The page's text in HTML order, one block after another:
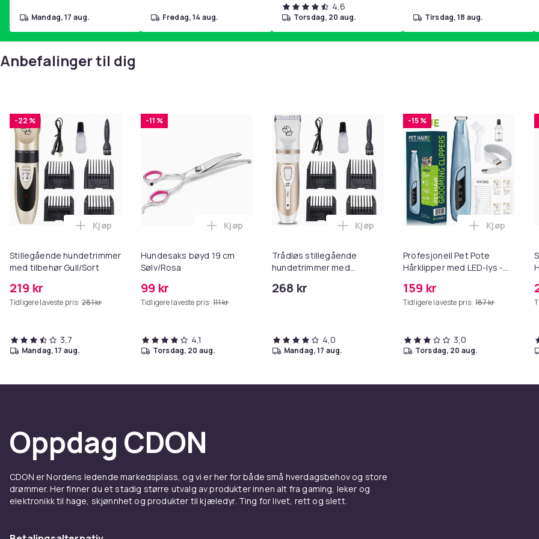
mandag, 17 aug. fredag, 14 aug.
4,6
torsdag, 20 aug. tirsdag, 18 aug.
Anbefalinger til dig
-22 %
Stillegående hundetrimmer
med tilbehør Gull/Sort
219 kr
Tidligere laveste pris: 281 kr
Legg Stillegående hundetrimmer med tilbehør Gull/Sort i handlekurven
Kjøp
3,7
mandag, 17 aug.
-11 %
Hundesaks bøyd 19 cm
Sølv/Rosa
99 kr
Tidligere laveste pris: 111 kr
Legg Hundesaks bøyd 19 cm Sølv/Rosa i handlekurven
Kjøp
4,1
torsdag, 20 aug.
Trådløs stillegående
hundetrimmer med
268 kr
Legg Trådløs stillegående hundetrimmer
Kjøp
4,0
mandag, 17 aug.
-15 %
Profesjonell Pet Pote
Hårklipper med LED-lys -
for hunder og katter Blue
159 kr
Tidligere laveste pris: 187 kr
Legg
Kjøp
3,0
torsdag, 20 aug.
Oppdag CDON
CDON er Nordens ledende markedsplass, og vi er her for både små hverdagsbehov og store
drømmer. Her finner du et stadig større utvalg av produkter innen alt fra gaming, leker og
elektronikk til hage, skjønnhet og produkter til kjæledyr. Ting for livet, rett og slett.